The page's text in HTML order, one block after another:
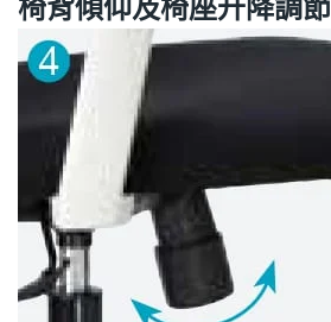
椅背傾仰及椅座升降調節